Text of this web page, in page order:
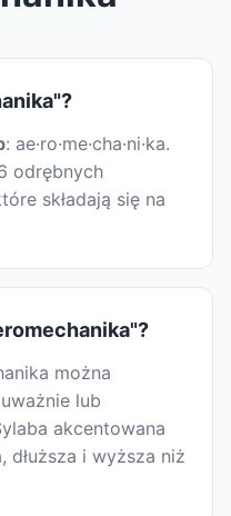
: ae·ro·me·cha·ni·ka.
odrębnych
składają się na
można
lub
akcentowana
dłuższa i wyższa niż